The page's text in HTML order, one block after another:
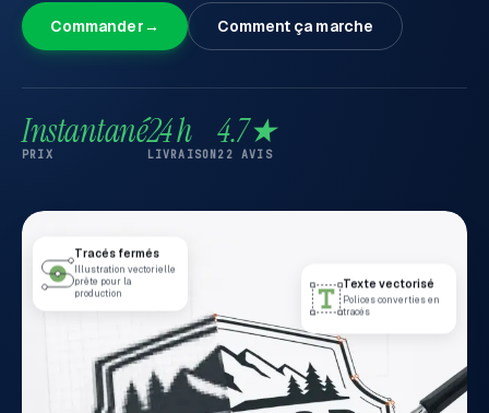
Commander→ Comment ça marche
Instantané
PRIX
24 h
LIVRAISON
4.7★
22 AVIS
Tracés fermés
Illustration vectorielle
prête pour la
production Texte vectorisé
Polices converties en
tracés